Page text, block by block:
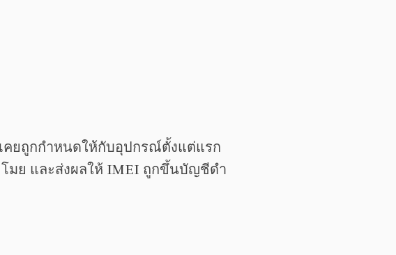
คยถูกกำหนดให้กับอุปกรณ์ตั้งแต่แรก
มย และส่งผลให้ IMEI ถูกขึ้นบัญชีดำ